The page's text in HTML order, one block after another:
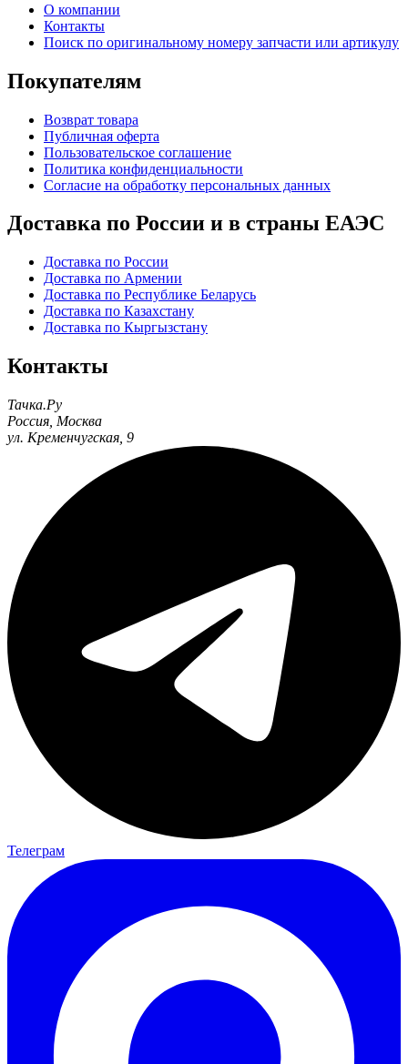
О компании
Контакты
Поиск по оригинальному номеру запчасти или артикулу
Покупателям
Возврат товара
Публичная оферта
Пользовательское соглашение
Политика конфиденциальности
Согласие на обработку персональных данных
Доставка по России и в страны ЕАЭС
Доставка по России
Доставка по Армении
Доставка по Республике Беларусь
Доставка по Казахстану
Доставка по Кыргызстану
Контакты
Тачка.Ру
Россия Москва
ул. Кременчугская, 9
Телеграм